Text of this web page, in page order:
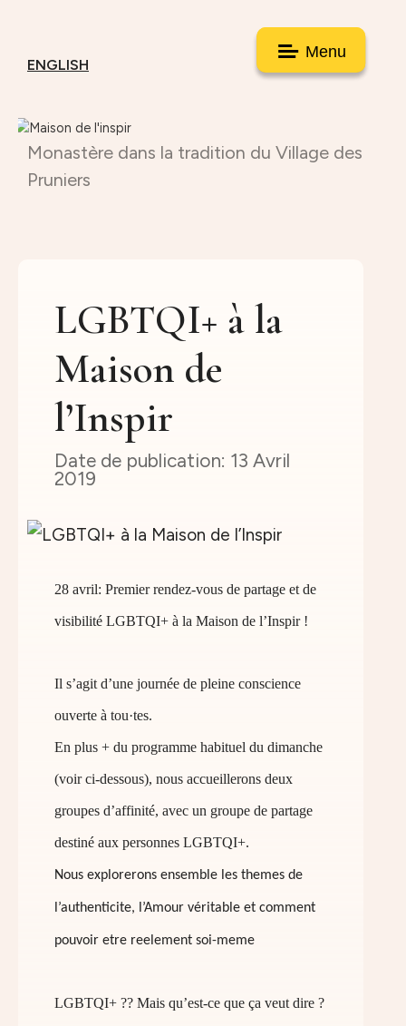
Menu
ENGLISH
Monastère dans la tradition du Village des
Pruniers
LGBTQI+ à la
Maison de
l’Inspir
13 Avril
2019
28 avril: Premier rendez-vous de partage et de
visibilité LGBTQI+ à la Maison de l’Inspir !
Il s’agit d’une journée de pleine conscience
ouverte à tou·tes.
En plus + du programme habituel du dimanche
(voir ci-dessous), nous accueillerons deux
groupes d’affinité, avec un groupe de partage
destiné aux personnes LGBTQI+.
Nous explorerons ensemble les themes de
l’authenticite, l’Amour véritable et comment
pouvoir etre reelement soi-meme
LGBTQI+ ?? Mais qu’est-ce que ça veut dire ?